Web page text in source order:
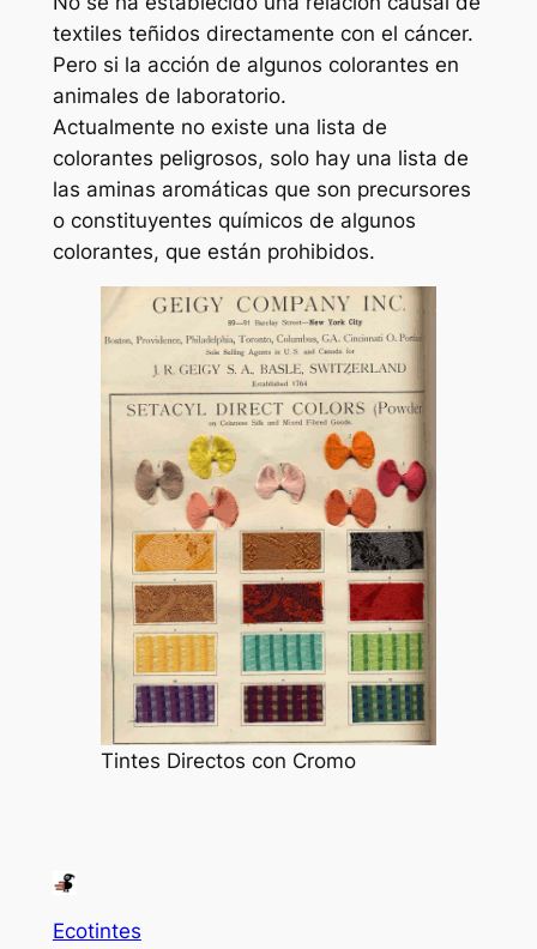
textiles teñidos directamente con el cáncer.
Pero si la acción de algunos colorantes en
animales de laboratorio.
Actualmente no existe una lista de
colorantes peligrosos, solo hay una lista de
las aminas aromáticas que son precursores
o constituyentes químicos de algunos
colorantes, que están prohibidos.
Tintes Directos con Cromo
Ecotintes